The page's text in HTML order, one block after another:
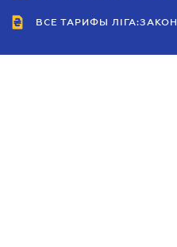
ВСЕ ТАРИФЫ ЛІГА:ЗАКОН